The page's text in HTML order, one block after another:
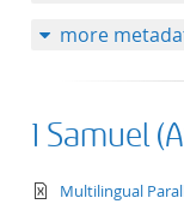
more
1 Samuel
text/xml
Multilingual